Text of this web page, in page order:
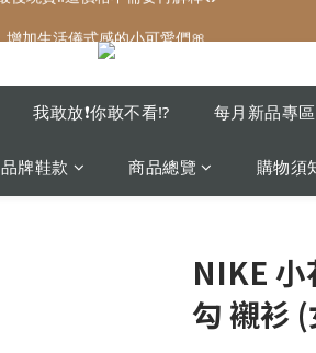
最後現貨‼️這價格不需要再解釋🔥
增加生活儀式感的小可愛們🎀
我敢放❗️你敢不看⁉️ 每月新品專
品牌鞋款 商品總覽 購物須
NIKE 小
勾 襯衫